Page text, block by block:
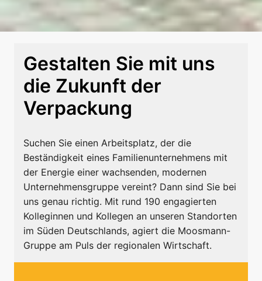
Gestalten Sie mit uns
die Zukunft der
Verpackung
Suchen Sie einen Arbeitsplatz, der die
Beständigkeit eines Familienunternehmens mit
der Energie einer wachsenden, modernen
Unternehmensgruppe vereint? Dann sind Sie bei
uns genau richtig. Mit rund 190 engagierten
Kolleginnen und Kollegen an unseren Standorten
im Süden Deutschlands, agiert die Moosmann-
Gruppe am Puls der regionalen Wirtschaft.